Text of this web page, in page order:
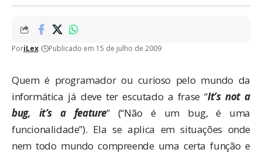
PoriLex Publicado em 15 de julho de 2009
Quem é programador ou curioso pelo mundo da
informática já deve ter escutado a frase “It’s not a
bug, it’s a feature” (“Não é um bug, é uma
funcionalidade”). Ela se aplica em situações onde
nem todo mundo compreende uma certa função e